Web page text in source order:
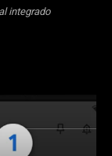
integrado